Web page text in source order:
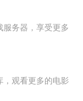
务器，享受更多
观看更多的电影